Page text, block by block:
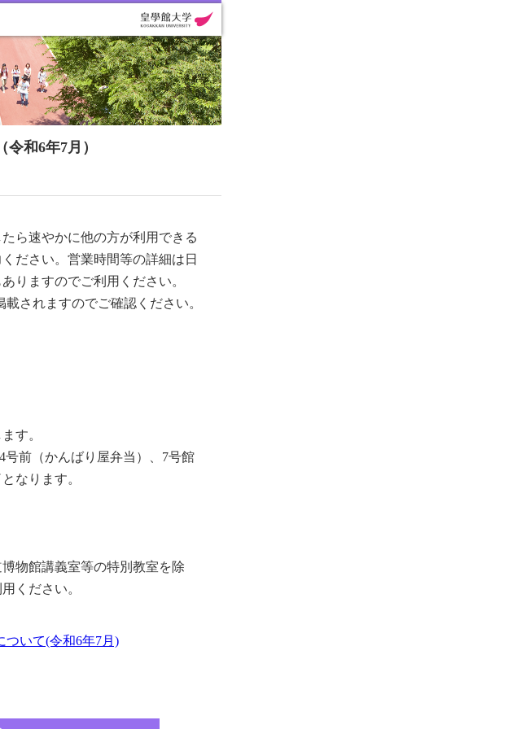
和6年7月）
ら速やかに他の方が利用できる
ださい。営業時間等の詳細は日
りますのでご利用ください。
されますのでご確認ください。
す。
前（かんばり屋弁当）、7号館
なります。
物館講義室等の特別教室を除
ください。
ついて(令和6年7月)